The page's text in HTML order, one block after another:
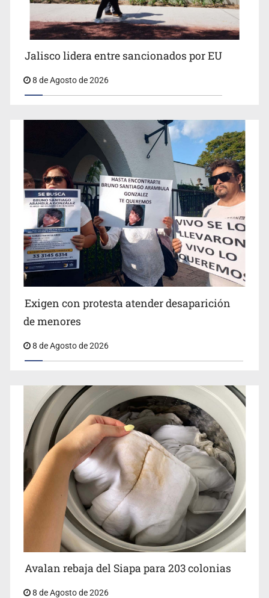
Concierto patrio costará 32.9 mdp
Jalisco lidera entre sancionados por EU
8 de Agosto de 2026
Exigen con protesta atender desaparición
de menores
8 de Agosto de 2026
Avalan rebaja del Siapa para 203 colonias
8 de Agosto de 2026